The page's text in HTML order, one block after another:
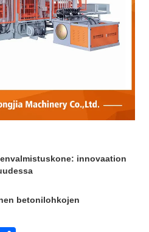
innovaation
betonilohkojen